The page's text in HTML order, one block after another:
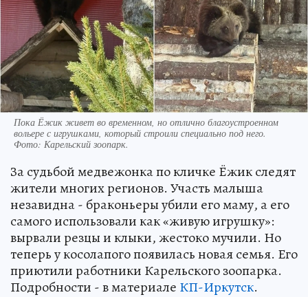
Пока Ёжик живет во временном, но отлично благоустроенном
вольере с игрушками, который строили специально под него.
Фото: Карельский зоопарк.
За судьбой медвежонка по кличке Ёжик следят
жители многих регионов. Участь малыша
незавидна - браконьеры убили его маму, а его
самого использовали как «живую игрушку»:
вырвали резцы и клыки, жестоко мучили. Но
теперь у косолапого появилась новая семья. Его
приютили работники Карельского зоопарка.
Подробности - в материале КП-Иркутск.